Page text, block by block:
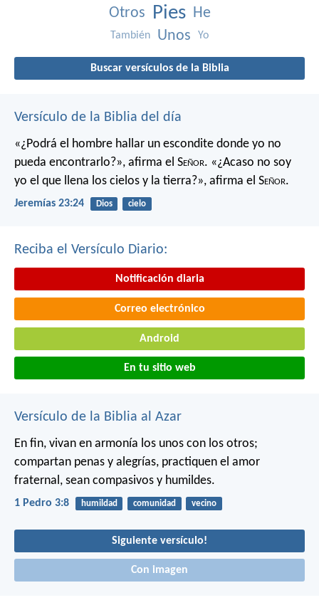
Otros Pies He
También Unos Yo
Buscar versículos de la Biblia
Versículo de la Biblia del día
«¿Podrá el hombre hallar un escondite donde yo no
pueda encontrarlo?», afirma el Señor. «¿Acaso no soy
yo el que llena los cielos y la tierra?», afirma el Señor.
Jeremías 23:24 Dios cielo
Reciba el Versículo Diario:
Notificación diaria
Correo electrónico
Android
En tu sitio web
Versículo de la Biblia al Azar
En fin, vivan en armonía los unos con los otros;
compartan penas y alegrías, practiquen el amor
fraternal, sean compasivos y humildes.
1 Pedro 3:8 humildad comunidad vecino
Siguiente versículo!
Con imagen